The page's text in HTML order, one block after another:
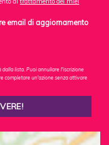
email di aggiornamento
lista. Puoi annullare l'iscrizione
completare un'azione senza attivare